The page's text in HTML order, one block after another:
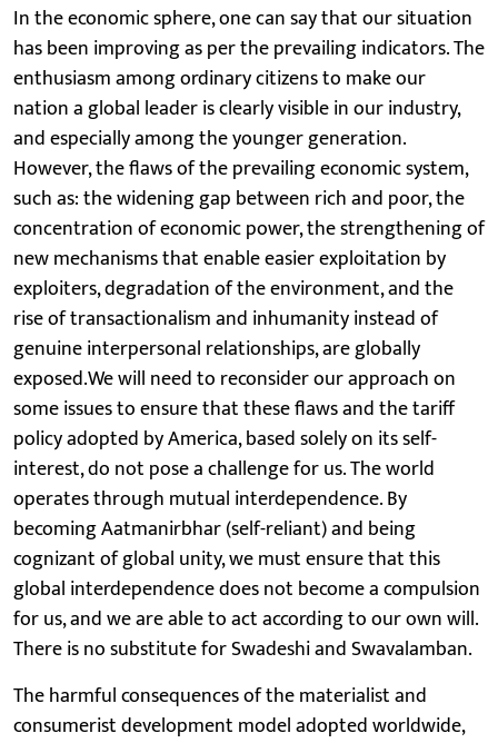
In the economic sphere, one can say that our situation
has been improving as per the prevailing indicators. The
enthusiasm among ordinary citizens to make our
nation a global leader is clearly visible in our industry,
and especially among the younger generation.
However, the flaws of the prevailing economic system,
such as: the widening gap between rich and poor, the
concentration of economic power, the strengthening of
new mechanisms that enable easier exploitation by
exploiters, degradation of the environment, and the
rise of transactionalism and inhumanity instead of
genuine interpersonal relationships, are globally
exposed.We will need to reconsider our approach on
some issues to ensure that these flaws and the tariff
policy adopted by America, based solely on its self-
interest, do not pose a challenge for us. The world
operates through mutual interdependence. By
becoming Aatmanirbhar (self-reliant) and being
cognizant of global unity, we must ensure that this
global interdependence does not become a compulsion
for us, and we are able to act according to our own will.
There is no substitute for Swadeshi and Swavalamban.
The harmful consequences of the materialist and
consumerist development model adopted worldwide,